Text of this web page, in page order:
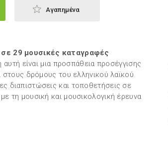
Αγαπημένα
σε 29 μουσικές καταγραφές
είναι μια προσπάθεια προσέγγισης
δρόμους του ελληνικού λαϊκού
διαπιστώσεις και τοποθετήσεις σε
τη μουσική και μουσικολογική έρευνα